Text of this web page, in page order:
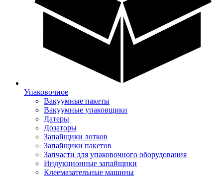
Упаковочное
Вакуумные пакеты
Вакуумные упаковщики
Датеры
Дозаторы
Запайщики лотков
Запайщики пакетов
Запчасти для упаковочного оборудования
Индукционные запайщики
Клеемазательные машины